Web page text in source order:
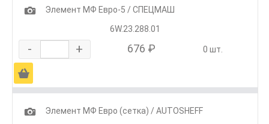
1
Элемент МФ Евро-5 / СПЕЦМАШ
6W.23.288.01
- + 676 ₽ 0 шт.
Ä
1
Элемент МФ Евро (сетка) / AUTOSHEFF